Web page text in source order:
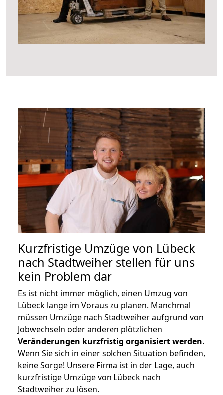
Kurzfristige Umzüge von Lübeck
nach Stadtweiher stellen für uns
kein Problem dar
Es ist nicht immer möglich, einen Umzug von
Lübeck lange im Voraus zu planen. Manchmal
müssen Umzüge nach Stadtweiher aufgrund von
Jobwechseln oder anderen plötzlichen
Veränderungen kurzfristig organisiert werden.
Wenn Sie sich in einer solchen Situation befinden,
keine Sorge! Unsere Firma ist in der Lage, auch
kurzfristige Umzüge von Lübeck nach
Stadtweiher zu lösen.